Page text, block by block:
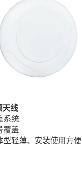
线
系统
覆盖
型轻薄、安装使用方便